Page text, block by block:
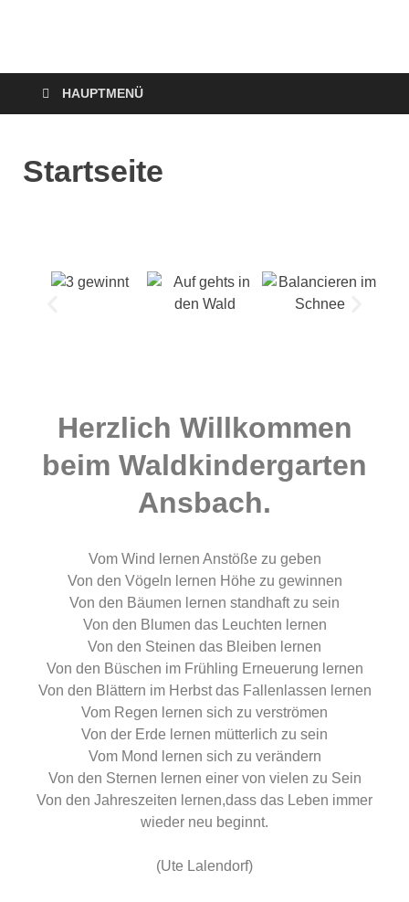
HAUPTMENÜ
Startseite
Herzlich Willkommen
beim Waldkindergarten
Ansbach.
Vom Wind lernen Anstöße zu geben
Von den Vögeln lernen Höhe zu gewinnen
Von den Bäumen lernen standhaft zu sein
Von den Blumen das Leuchten lernen
Von den Steinen das Bleiben lernen
Von den Büschen im Frühling Erneuerung lernen
Von den Blättern im Herbst das Fallenlassen lernen
Vom Regen lernen sich zu verströmen
Von der Erde lernen mütterlich zu sein
Vom Mond lernen sich zu verändern
Von den Sternen lernen einer von vielen zu Sein
Von den Jahreszeiten lernen,dass das Leben immer
wieder neu beginnt.
(Ute Lalendorf)